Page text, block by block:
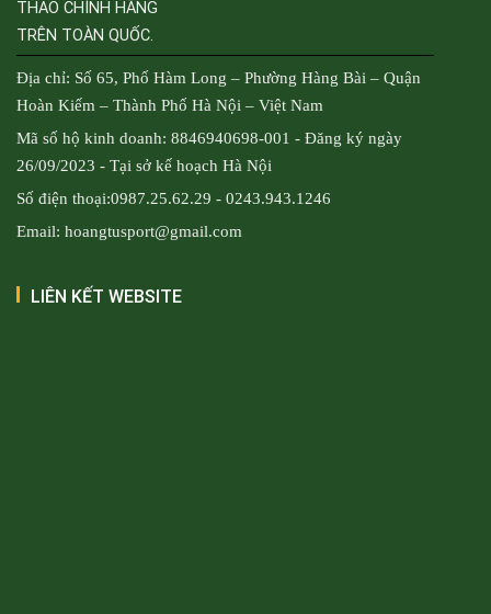
THAO CHÍNH HÃNG
TRÊN TOÀN QUỐC.
Địa chỉ: Số 65, Phố Hàm Long – Phường Hàng Bài – Quận
Hoàn Kiếm – Thành Phố Hà Nội – Việt Nam
Mã số hộ kinh doanh: 8846940698-001 - Đăng ký ngày
26/09/2023 - Tại sở kế hoạch Hà Nội
Số điện thoại:0987.25.62.29 - 0243.943.1246
Email: hoangtusport@gmail.com
LIÊN KẾT WEBSITE